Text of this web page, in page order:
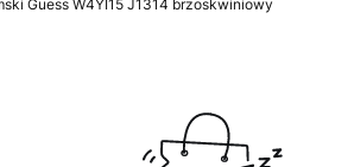
Guess W4YI15 J1314 brzoskwiniowy